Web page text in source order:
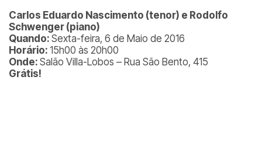
Carlos Eduardo Nascimento (tenor) e Rodolfo
Schwenger (piano)
Quando: Sexta-feira, 6 de Maio de 2016
Horário: 15h00 às 20h00
Onde: Salão Villa-Lobos – Rua São Bento, 415
Grátis!